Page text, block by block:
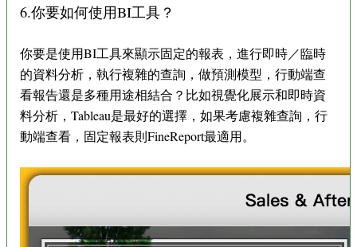
6.你要如何使用BI工具？
你要是使用BI工具來顯示固定的報表，進行即時／臨時
的資料分析，執行複雜的查詢，做預測模型，行動端查
看報告還是多種用途相結合？比如視覺化展示和即時資
料分析，Tableau是最好的選擇，如果考慮複雜查詢，行
動端查看，固定報表則FineReport最適用。